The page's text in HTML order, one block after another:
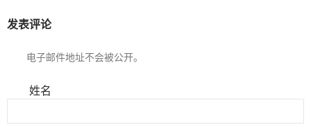
发表评论
电子邮件地址不会被公开。
姓名